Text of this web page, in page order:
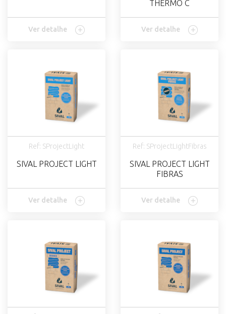
Ver detalhe
THERMO C
Ver detalhe
Ref: SProjectLight
SIVAL PROJECT LIGHT
Ver detalhe
Ref: SProjectLightFibras
SIVAL PROJECT LIGHT
FIBRAS
Ver detalhe